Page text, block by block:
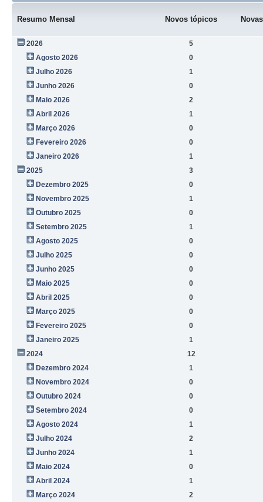
Resumo Mensal Novos tópicos
2026
5
Agosto 2026
0
Julho 2026
1
Junho 2026
0
Maio 2026
2
Abril 2026
1
Março 2026
0
Fevereiro 2026
0
Janeiro 2026
1
2025
3
Dezembro 2025
0
Novembro 2025
1
Outubro 2025
0
Setembro 2025
1
Agosto 2025
0
Julho 2025
0
Junho 2025
0
Maio 2025
0
Abril 2025
0
Março 2025
0
Fevereiro 2025
0
Janeiro 2025
1
2024
12
Dezembro 2024
1
Novembro 2024
0
Outubro 2024
0
Setembro 2024
0
Agosto 2024
1
Julho 2024
2
Junho 2024
1
Maio 2024
0
Abril 2024
1
Março 2024
2